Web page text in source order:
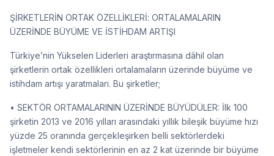
ŞİRKETLERİN ORTAK ÖZELLİKLERİ: ORTALAMALARIN
ÜZERİNDE BÜYÜME VE İSTİHDAM ARTIŞI
Türkiye’nin Yükselen Liderleri araştırmasına dâhil olan
şirketlerin ortak özellikleri ortalamaların üzerinde büyüme ve
istihdam artışı yaratmaları. Bu şirketler;
• SEKTÖR ORTAMALARININ ÜZERİNDE BÜYÜDÜLER: İlk 100
şirketin 2013 ve 2016 yılları arasındaki yıllık bileşik büyüme hızı
yüzde 25 oranında gerçekleşirken belli sektörlerdeki
işletmeler kendi sektörlerinin en az 2 kat üzerinde bir büyüme